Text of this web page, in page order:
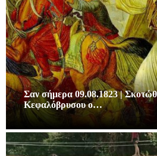
Σαν σήμερα 09.08.1823 |
Κεφαλόβρυσου ο…